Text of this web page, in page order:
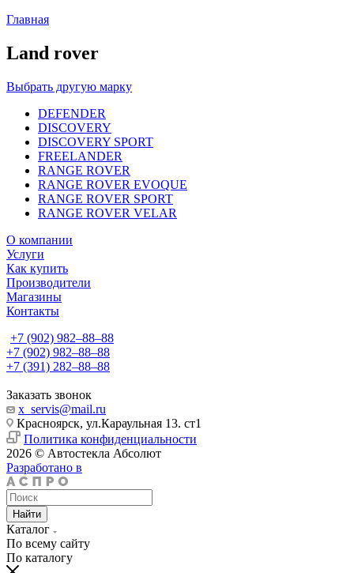
Главная
Land rover
Выбрать другую марку
DEFENDER
DISCOVERY
DISCOVERY SPORT
FREELANDER
RANGE ROVER
RANGE ROVER EVOQUE
RANGE ROVER SPORT
RANGE ROVER VELAR
О компании
Услуги
Как купить
Производители
Магазины
Контакты
+7 (902) 982‒88‒88
+7 (902) 982‒88‒88
+7 (391) 282‒88‒88
Заказать звонок
x_servis@mail.ru
Красноярск, ул.Караульная 13. ст1
Политика конфиденциальности
2026 © Автостекла Абсолют
Разработано в
Найти
Каталог
По всему сайту
По каталогу